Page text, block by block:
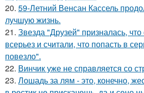
20. 59-Летний Венсан Кассель
лучшую жизнь.
21. Звезда "Друзей" призналась,
всерьез и считали, что попасть в
повезло".
22. Винчик уже не справляется со
23. Лошадь за лям - это, конечно,